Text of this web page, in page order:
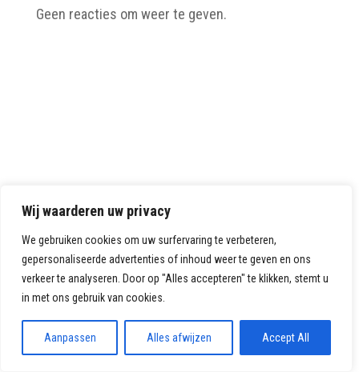
Wij waarderen uw privacy
We gebruiken cookies om uw surfervaring te verbeteren,
gepersonaliseerde advertenties of inhoud weer te geven en ons
verkeer te analyseren. Door op "Alles accepteren" te klikken, stemt u
in met ons gebruik van cookies.
Aanpassen Alles afwijzen Accept All
Geen reacties om weer te geven.